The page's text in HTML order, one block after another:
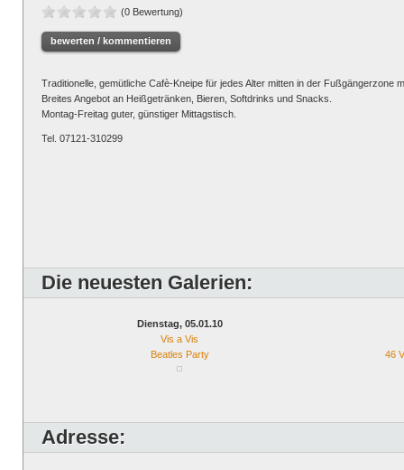
(0 Bewertung)
bewerten / kommentieren
Traditionelle, gemütliche Cafè-Kneipe für jedes Alter mitten in der Fußgängerzone
Breites Angebot an Heißgetränken, Bieren, Softdrinks und Snacks.
Montag-Freitag guter, günstiger Mittagstisch.
Tel. 07121-310299
Die neuesten Galerien:
Dienstag, 05.01.10
Vis a Vis
Beatles Party
46
Adresse: